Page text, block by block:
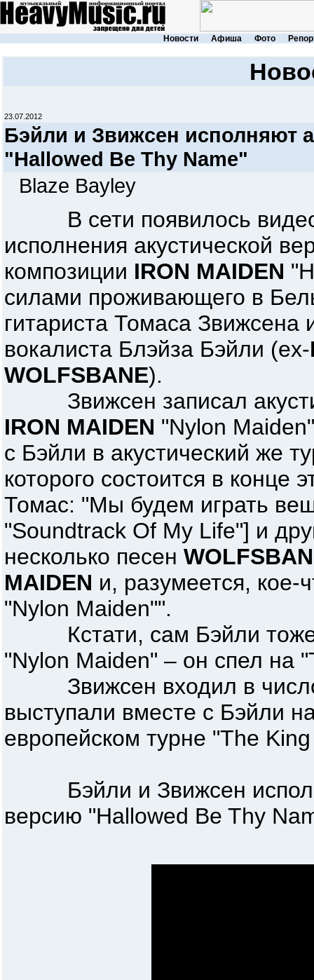
Новости Афиша Фото
23.07.2012
Бэйли и Звижсен исполняют
"Hallowed Be Thy Name"
Blaze Bayley
В сети появилось
исполнения акустической
композиции IRON MAIDEN
силами проживающего в
гитариста Томаса Звижсена
вокалиста Блэйза Бэйли (ex-
WOLFSBANE).
Звижсен записал
IRON MAIDEN "Nylon
с Бэйли в акустический же
которого состоится в конце
Томас: "Мы будем играть
"Soundtrack Of My Life"] и
несколько песен
MAIDEN и, разумеется, кое-
"Nylon Maiden"".
Кстати, сам Бэйли тоже
"Nylon Maiden" – он спел на
Звижсен входил в число
выступали вместе с Бэйли
европейском турне "The
Бэйли и Звижсен
версию "Hallowed Be Thy